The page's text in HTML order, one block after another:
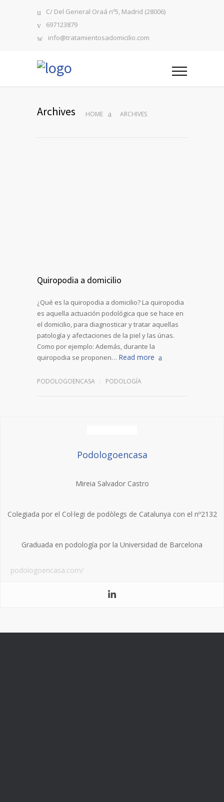
C/ Del General Oraá nº5, Madrid (28006)
697123879
info@tratamientosadomicilio.com
Archives HOME ARCHIVES
Quiropodia a domicilio
¿Qué es la quiropodia a domicilio? La quiropodia
es aquella actuación podológica que se hace en
el domicilio, para diagnosticar y tratar aquellas
patología y afectaciones de la piel y las únas.
Como por ejemplo: Además, durante la
quiropodia se proponen… Read more
PODOLOGOENCASA PODOLOGÍA
Podologoencasa
Mireia Salvador Castro
Colegiada por el Col·legi de podòlegs de Catalunya con el nº2132
Graduada en podología por la Universidad de Barcelona
podologoencasa.com/